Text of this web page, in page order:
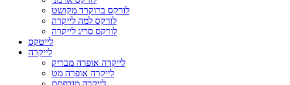
לורקס ברוקרד מקושט
לורקס למה לייקרה
לורקס סריג לייקרה
לייטקס
לייקרה
לייקרה אופרה מבריק
לייקרה אופרה מט